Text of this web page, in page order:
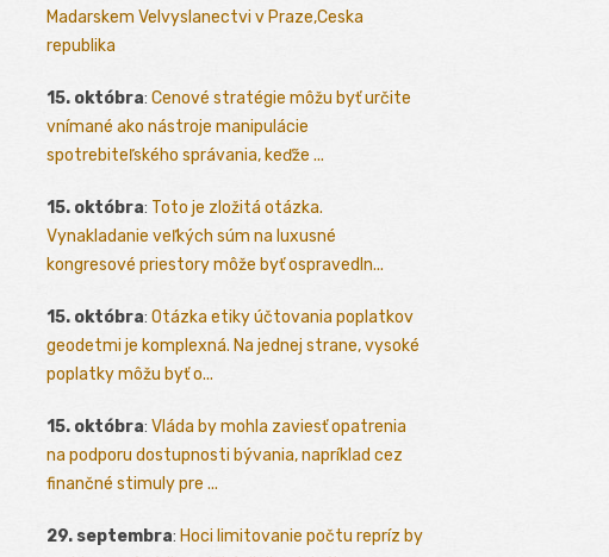
Madarskem Velvyslanectvi v Praze,Ceska
republika
15. októbra: Cenové stratégie môžu byť určite
vnímané ako nástroje manipulácie
spotrebiteľského správania, keďže ...
15. októbra: Toto je zložitá otázka.
Vynakladanie veľkých súm na luxusné
kongresové priestory môže byť ospravedln...
15. októbra: Otázka etiky účtovania poplatkov
geodetmi je komplexná. Na jednej strane, vysoké
poplatky môžu byť o...
15. októbra: Vláda by mohla zaviesť opatrenia
na podporu dostupnosti bývania, napríklad cez
finančné stimuly pre ...
29. septembra: Hoci limitovanie počtu repríz by